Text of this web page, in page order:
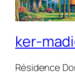
ker-
Résidence